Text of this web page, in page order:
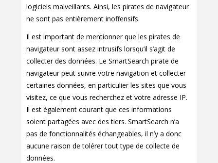
logiciels malveillants. Ainsi, les pirates de navigateur
ne sont pas entièrement inoffensifs.
Il est important de mentionner que les pirates de
navigateur sont assez intrusifs lorsqu’il s’agit de
collecter des données. Le SmartSearch pirate de
navigateur peut suivre votre navigation et collecter
certaines données, en particulier les sites que vous
visitez, ce que vous recherchez et votre adresse IP.
Il est également courant que ces informations
soient partagées avec des tiers. SmartSearch n’a
pas de fonctionnalités échangeables, il n’y a donc
aucune raison de tolérer tout type de collecte de
données.